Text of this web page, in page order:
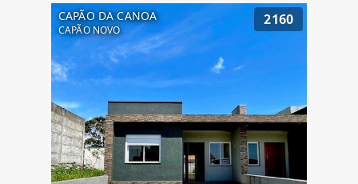
CAPÃO DA CANOA
CAPÃO NOVO
2160